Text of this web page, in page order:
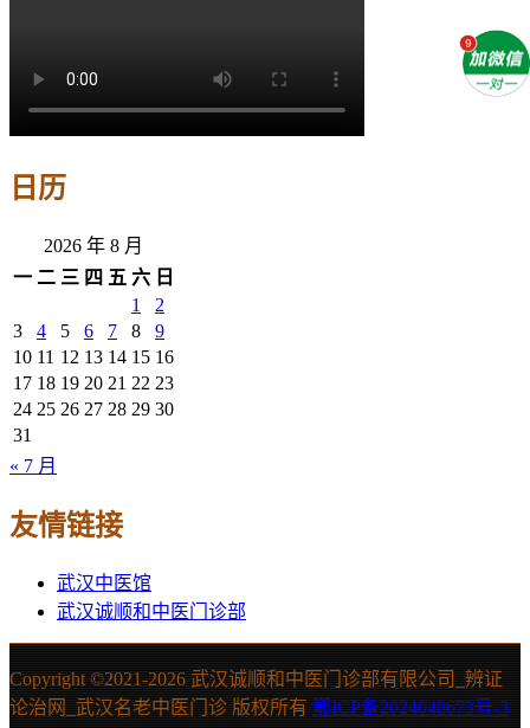
日历
2026 年 8 月
一 二 三 四 五 六 日
1
2
3
4 5 6 7 8
9
10 11 12 13 14 15 16
17 18 19 20 21 22 23
24 25 26 27 28 29 30
31
« 7 月
友情链接
武汉中医馆
武汉诚顺和中医门诊部
Copyright ©2021-2026 武汉诚顺和中医门诊部有限公司_辨证
论治网_武汉名老中医门诊 版权所有 鄂ICP备2024048673号-3